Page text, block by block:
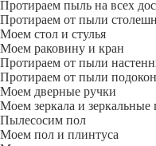
Протираем пыль на всех
Протираем от пыли
Моем стол и стулья
Моем раковину и кран
Протираем от пыли
Протираем от пыли
Моем дверные ручки
Моем зеркала и зеркальные
Пылесосим пол
Моем пол и плинтуса